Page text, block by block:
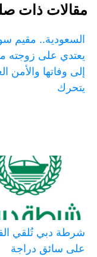
مقالات ذات
السعودية.. مقيم
يعتدي على زوجته
إلى وفاتها والأمن
يتحرك
شرطة دبي تُلقي
على سائق دراجة